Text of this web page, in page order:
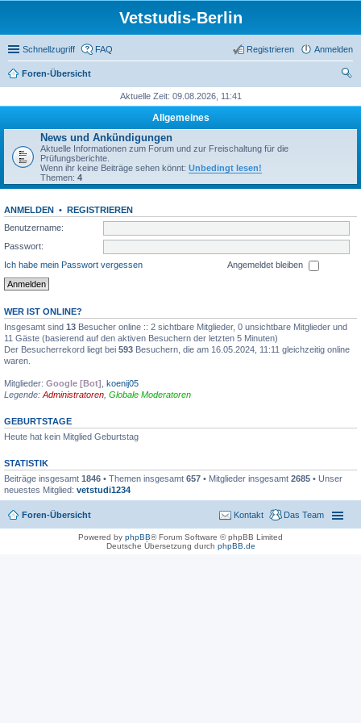
Vetstudis-Berlin
Schnellzugriff FAQ Anmelden
Registrieren
Foren-Übersicht
Aktuelle Zeit: 09.08.2026, 11:41
Allgemeines
News und Ankündigungen
Aktuelle Informationen zum Forum und zur Freischaltung für die
Prüfungsberichte.
Wenn ihr keine Beiträge sehen könnt: Unbedingt lesen!
Themen: 4
ANMELDEN • REGISTRIEREN
Benutzername:
Passwort:
Ich habe mein Passwort vergessen
Angemeldet bleiben
WER IST ONLINE?
Insgesamt sind 13 Besucher online :: 2 sichtbare Mitglieder, 0 unsichtbare Mitglieder und
11 Gäste (basierend auf den aktiven Besuchern der letzten 5 Minuten)
Der Besucherrekord liegt bei 593 Besuchern, die am 16.05.2024, 11:11 gleichzeitig online
waren.
Mitglieder: Google [Bot] koenij05
Legende: Administratoren Globale Moderatoren
GEBURTSTAGE
Heute hat kein Mitglied Geburtstag
STATISTIK
Beiträge insgesamt 1846 • Themen insgesamt 657 • Mitglieder insgesamt 2685 • Unser
neuestes Mitglied: vetstudi1234
Foren-Übersicht Das Team
Kontakt
Powered by phpBB® Forum Software © phpBB Limited
Deutsche Übersetzung durch phpBB.de